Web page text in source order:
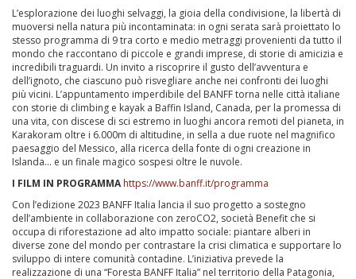
L’esplorazione dei luoghi selvaggi, la gioia della condivisione, la libertà di
muoversi nella natura più incontaminata: in ogni serata sarà proiettato lo
stesso programma di 9 tra corto e medio metraggi provenienti da tutto il
mondo che raccontano di piccole e grandi imprese, di storie di amicizia e
incredibili traguardi. Un invito a riscoprire il gusto dell’avventura e
dell’ignoto, che ciascuno può risvegliare anche nei confronti dei luoghi
più vicini. L’appuntamento imperdibile del BANFF torna nelle città italiane
con storie di climbing e kayak a Baffin Island, Canada, per la promessa di
una vita, con discese di sci estremo in luoghi ancora remoti del pianeta, in
Karakoram oltre i 6.000m di altitudine, in sella a due ruote nel magnifico
paesaggio del Messico, alla ricerca della fonte di ogni creazione in
Islanda... e un finale magico sospesi oltre le nuvole.
I FILM IN PROGRAMMA https://www.banff.it/programma
Con l’edizione 2023 BANFF Italia lancia il suo progetto a sostegno
dell’ambiente in collaborazione con zeroCO2, società Benefit che si
occupa di riforestazione ad alto impatto sociale: piantare alberi in
diverse zone del mondo per contrastare la crisi climatica e supportare lo
sviluppo di intere comunità contadine. L’iniziativa prevede la
realizzazione di una “Foresta BANFF Italia” nel territorio della Patagonia,